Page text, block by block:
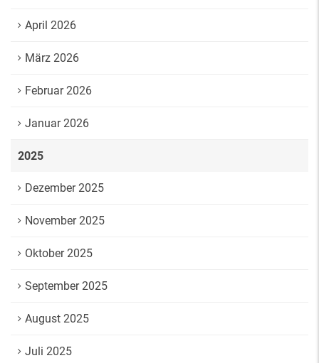
April 2026
März 2026
Februar 2026
Januar 2026
2025
Dezember 2025
November 2025
Oktober 2025
September 2025
August 2025
Juli 2025